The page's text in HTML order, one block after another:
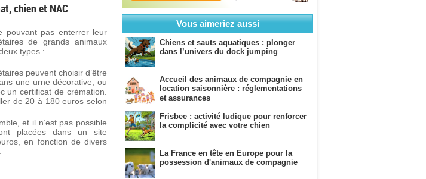
chien et NAC
pouvant pas enterrer leur
de grands animaux
types :
peuvent choisir d’être
une urne décorative, ou
un certificat de crémation.
de 20 à 180 euros selon
et il n’est pas possible
placées dans un site
en fonction de divers
Vous aimeriez aussi
Chiens et sauts aquatiques : plonger
dans l’univers du dock jumping
Accueil des animaux de compagnie en
location saisonnière : réglementations
et assurances
Frisbee : activité ludique pour renforcer
la complicité avec votre chien
La France en tête en Europe pour la
possession d'animaux de compagnie